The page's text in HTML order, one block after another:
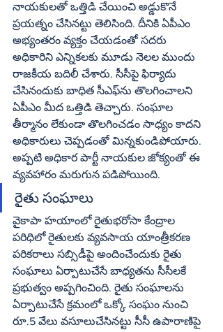
నాయకులతో ఒత్తిడి చేయించి అడ్డుకొనే
ప్రయత్నం చేసినట్టు తెలిసింది. దీనికి ఏపీఎం
అభ్యంతరం వ్యక్తం చేయడంతో సదరు
అధికారిని ఎన్నికలకు మూడు నెలల ముందు
రాజకీయ బదిలీ చేశారు. సీసీపై ఫిర్యాదు
చేసినందుకు బాధిత సీఎఫ్‌ను తొలగించాలని
ఏపీఎం మీద ఒత్తిడి తెచ్చారు. సంఘాల
తీర్మానం లేకుండా తొలగించడం సాధ్యం కాదని
అధికారులు చెప్పడంతో మిన్నకుండిపోయారు.
అప్పటి అధికార పార్టీ నాయకుల జోక్యంతో ఈ
వ్యవహారం మరుగున పడిపోయింది.
రైతు సంఘాలు
వైకాపా హయాంలో రైతుభరోసా కేంద్రాల
పరిధిలో రైతులకు వ్యవసాయ యాంత్రీకరణ
పరికరాలు సబ్సిడీపై అందించేందుకు రైతు
సంఘాలు ఏర్పాటుచేసే బాధ్యతను సీసీలకే
ప్రభుత్వం అప్పగించింది. రైతు సంఘాలను
ఏర్పాటుచేసే క్రమంలో ఒక్కో సంఘం నుంచి
రూ.5 వేలు వసూలుచేసినట్టు సీసీ ఉపారాణిపై